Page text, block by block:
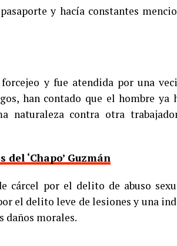
y hacía constantes
y fue atendida por una
han contado que el hombre ya
naturaleza contra otra
‘Chapo’ Guzmán
cárcel por el delito de abuso
el delito leve de lesiones y una
daños morales.